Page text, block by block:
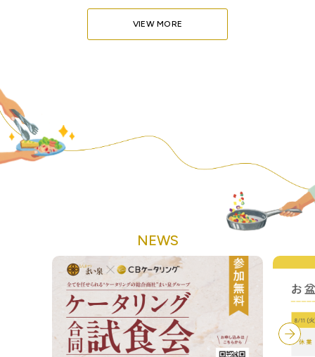
VIEW MORE
NEWS